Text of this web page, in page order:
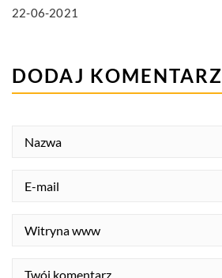
22-06-2021
DODAJ KOMENTARZ